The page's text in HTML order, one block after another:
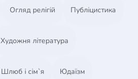
Огляд релігій Публіцистика
Художня література
Шлюб і сім`я Юдаїзм